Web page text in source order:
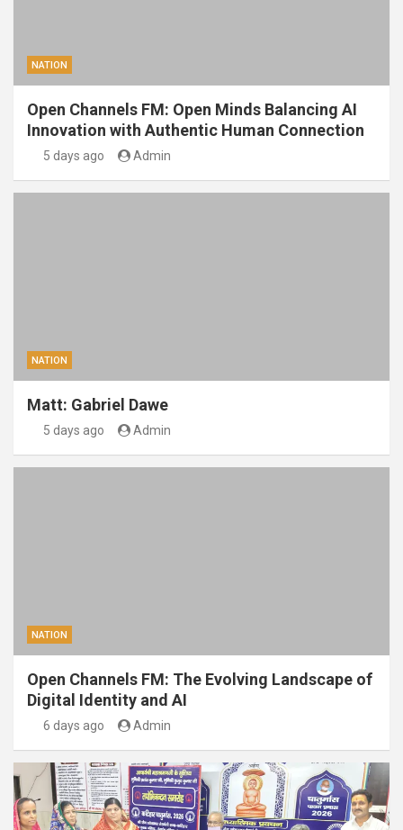
NATION
Open Channels FM: Open Minds Balancing AI
Innovation with Authentic Human Connection
5 days ago Admin
NATION
Matt: Gabriel Dawe
5 days ago Admin
NATION
Open Channels FM: The Evolving Landscape of
Digital Identity and AI
6 days ago Admin